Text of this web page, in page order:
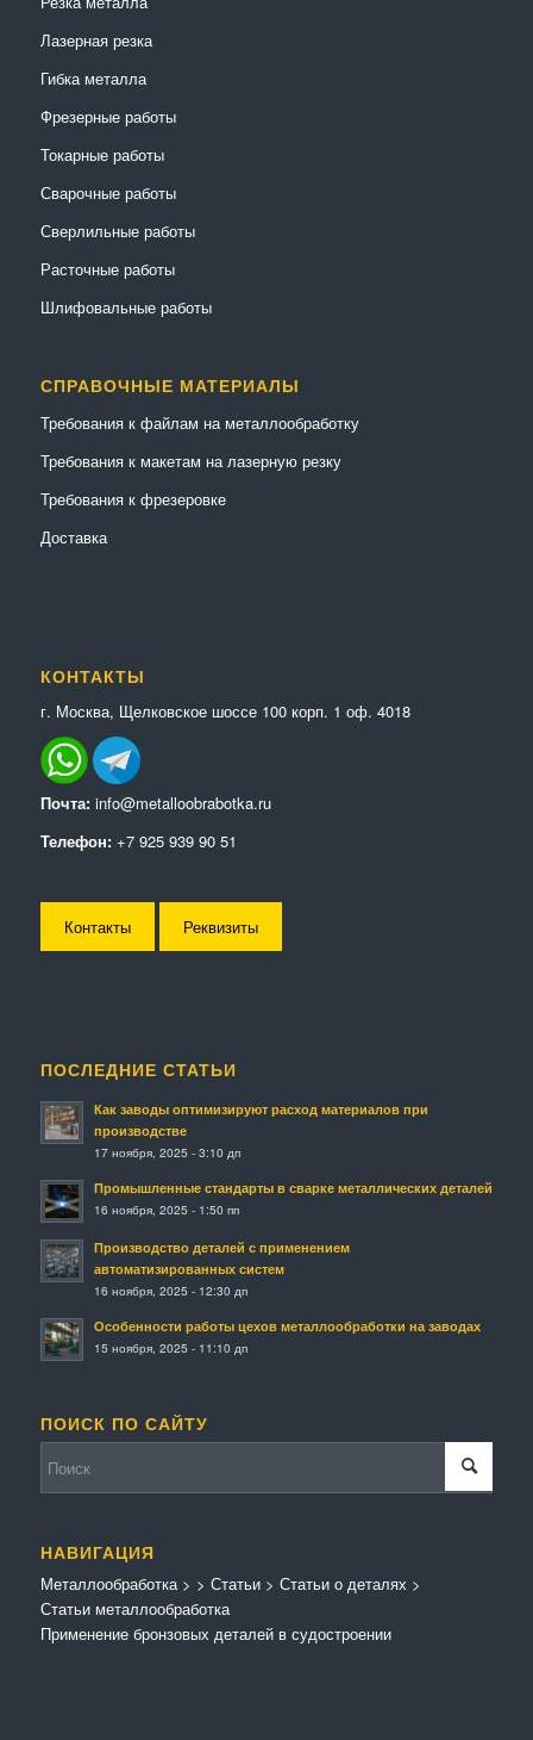
Лазерная резка
Гибка металла
Фрезерные работы
Токарные работы
Сварочные работы
Сверлильные работы
Расточные работы
Шлифовальные работы
СПРАВОЧНЫЕ МАТЕРИАЛЫ
Требования к файлам на металлообработку
Требования к макетам на лазерную резку
Требования к фрезеровке
Доставка
КОНТАКТЫ
г. Москва, Щелковское шоссе 100 корп. 1 оф. 4018
Почта: info@metalloobrabotka.ru
Телефон: +7 925 939 90 51
Контакты Реквизиты
ПОСЛЕДНИЕ СТАТЬИ
Как заводы оптимизируют расход материалов при
производстве
17 ноября, 2025 - 3:10 дп
Промышленные стандарты в сварке металлических деталей
16 ноября, 2025 - 1:50 пп
Производство деталей с применением
автоматизированных систем
16 ноября, 2025 - 12:30 дп
Особенности работы цехов металлообработки на заводах
15 ноября, 2025 - 11:10 дп
ПОИСК ПО САЙТУ
НАВИГАЦИЯ
Металлообработка>
Статьи металлообработка
> Статьи> Статьи о деталях >
Применение бронзовых деталей в судостроении